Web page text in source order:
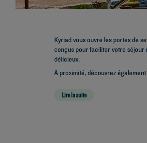
Kyriad vous ouvre les portes de
conçus pour faciliter votre séjour
délicieux.
À proximité, découvrez
Lire la suite